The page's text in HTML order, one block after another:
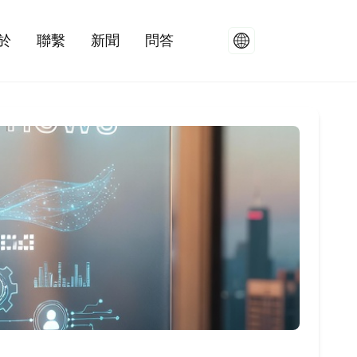
聯繫 新聞 問答